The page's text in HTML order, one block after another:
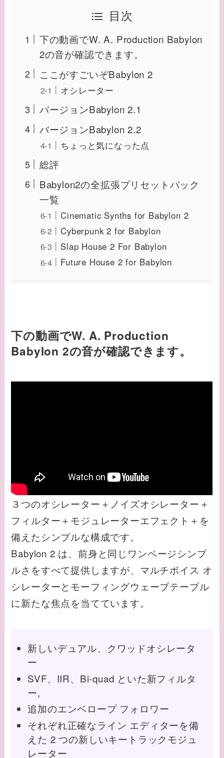
目次
下の動画でW. A. Production Babylon
2の音が確認できます。
ここがすごいぞBabylon 2
オシレーター
バージョンBabylon 2.1
バージョンBabylon 2.2
ちょっと気になった点
総評
Babylon2の全拡張プリセットパック
一覧
Cinematic Synths for Babylon 2
Cyberpunk 2 for Babylon
Slap House 2 For Babylon
Future House 2 for Babylon
下の動画でW. A. Production
Babylon 2の音が確認できます。
３つのオシレーター＋ノイズオシレーター＋
フィルター＋モジュレーターエフェクト＋を
備えたシンプルな構成です。
Babylon 2 は、前身と同じワンページシンプ
ルさをすべて提供しますが、マルチボイス オ
シレーターとモーフィングウェーブテーブル
に新たな焦点を当てています。
新しいデュアル、クワッドオシレータ
ー
SVF、IIR、Bi-quad といた新フィルタ
ー,
追加のエンベロープ フォロワー
それぞれ正確なライン エディターを備
えた 2 つの新しいキートラックモジュ
レーター